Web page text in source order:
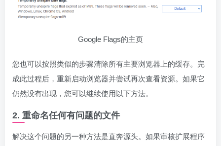
Google Flags的主页
您也可以按照类似的步骤清除所有主要浏览器上的缓存。完
成此过程后，重新启动浏览器并尝试再次查看资源。如果它
仍然没有出现，您可以继续使用以下方法。
2. 重命名任何有问题的文件
解决这个问题的另一种方法是直奔源头。如果审核扩展程序